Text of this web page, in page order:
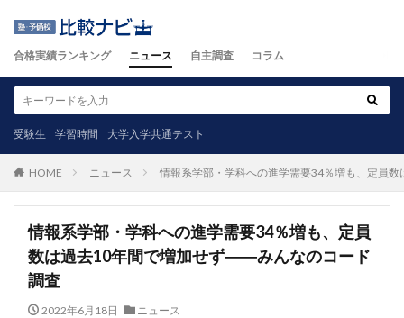
合格実績ランキング ニュース 自主調査 コラム
受験生 学習時間 大学入学共通テスト
HOME ニュース 情報系学部・学科への進学需要34％増も、定員
情報系学部・学科への進学需要34％増も、定員
数は過去10年間で増加せず――みんなのコード
調査
2022年6月18日
ニュース